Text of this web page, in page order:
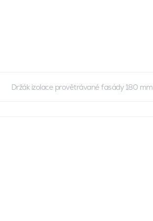
Držák izolace provětrávané fasády 180 mm